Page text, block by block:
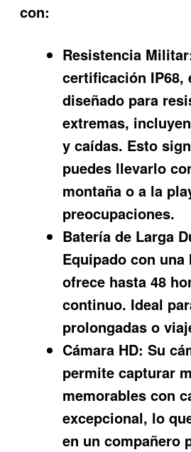
con:
Resistencia
certificación IP68,
diseñado para
extremas,
y caídas. Esto
puedes llevarlo
montaña o a la
preocupaciones.
Batería de Larga
Equipado con
ofrece hasta 48
continuo. Ideal
prolongadas o
Cámara HD: Su
permite capturar
memorables con
excepcional, lo
en un compañero